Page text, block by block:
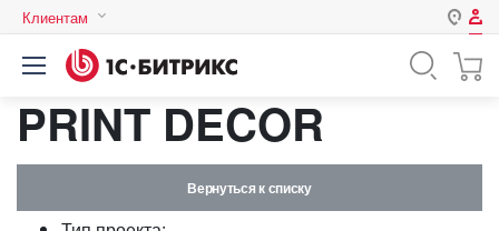
Клиентам
Авторизация
Нет аккаунта?Зарегистрироваться
Логин
PRINT DECOR
Вернуться к списку